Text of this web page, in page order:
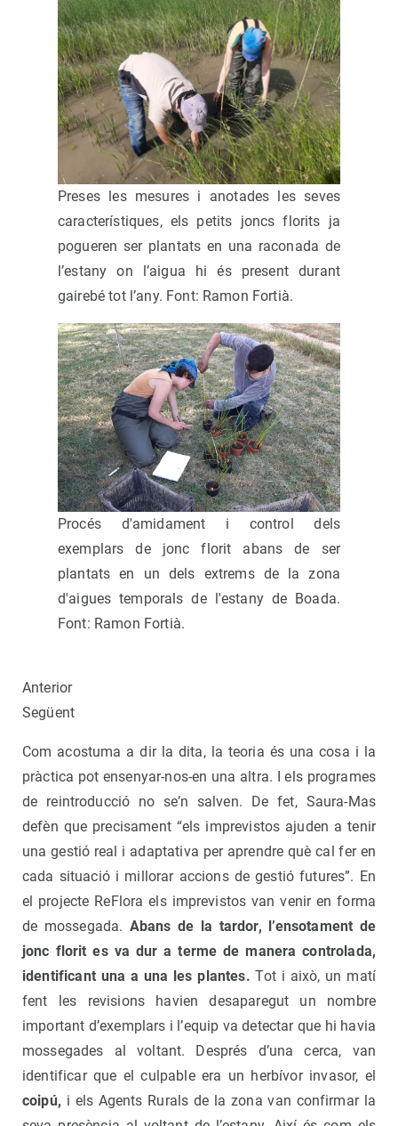
Preses les mesures i anotades les seves
característiques, els petits joncs florits ja
pogueren ser plantats en una raconada de
l’estany on l’aigua hi és present durant
gairebé tot l’any. Font: Ramon Fortià.
Procés d'amidament i control dels
exemplars de jonc florit abans de ser
plantats en un dels extrems de la zona
d'aigues temporals de l'estany de Boada.
Font: Ramon Fortià.
Anterior
Següent
Com acostuma a dir la dita, la teoria és una cosa i la
pràctica pot ensenyar-nos-en una altra. I els programes
de reintroducció no se’n salven. De fet, Saura-Mas
defèn que precisament “els imprevistos ajuden a tenir
una gestió real i adaptativa per aprendre què cal fer en
cada situació i millorar accions de gestió futures”. En
el projecte ReFlora els imprevistos van venir en forma
de mossegada. Abans de la tardor, l’ensotament de
jonc florit es va dur a terme de manera controlada,
identificant una a una les plantes. Tot i això, un matí
fent les revisions havien desaparegut un nombre
important d’exemplars i l’equip va detectar que hi havia
mossegades al voltant. Després d’una cerca, van
identificar que el culpable era un herbívor invasor, el
coipú, i els Agents Rurals de la zona van confirmar la